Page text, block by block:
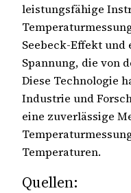
leistungsfähige
Seebeck-Effekt und
Spannung, die von
Diese Technologie
Industrie und
eine zuverlässige
Temperaturen.
Quellen: